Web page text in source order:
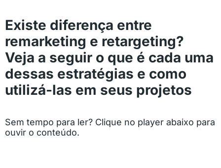
Existe diferença entre
remarketing e retargeting?
Veja a seguir o que é cada uma
dessas estratégias e como
utilizá-las em seus projetos
Sem tempo para ler? Clique no player abaixo para
ouvir o conteúdo.